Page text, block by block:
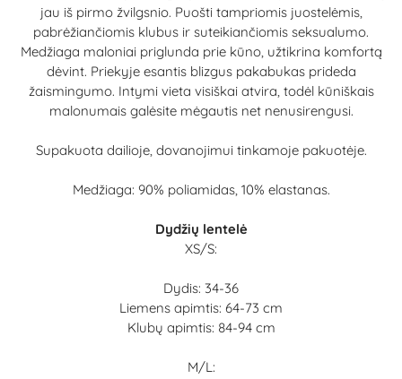
jau iš pirmo žvilgsnio. Puošti tampriomis juostelėmis,
pabrėžiančiomis klubus ir suteikiančiomis seksualumo.
Medžiaga maloniai priglunda prie kūno, užtikrina komfortą
dėvint. Priekyje esantis blizgus pakabukas prideda
žaismingumo. Intymi vieta visiškai atvira, todėl kūniškais
malonumais galėsite mėgautis net nenusirengusi.
Supakuota dailioje, dovanojimui tinkamoje pakuotėje.
Medžiaga: 90% poliamidas, 10% elastanas.
Dydžių lentelė
XS/S:
Dydis: 34-36
Liemens apimtis: 64-73 cm
Klubų apimtis: 84-94 cm
M/L: